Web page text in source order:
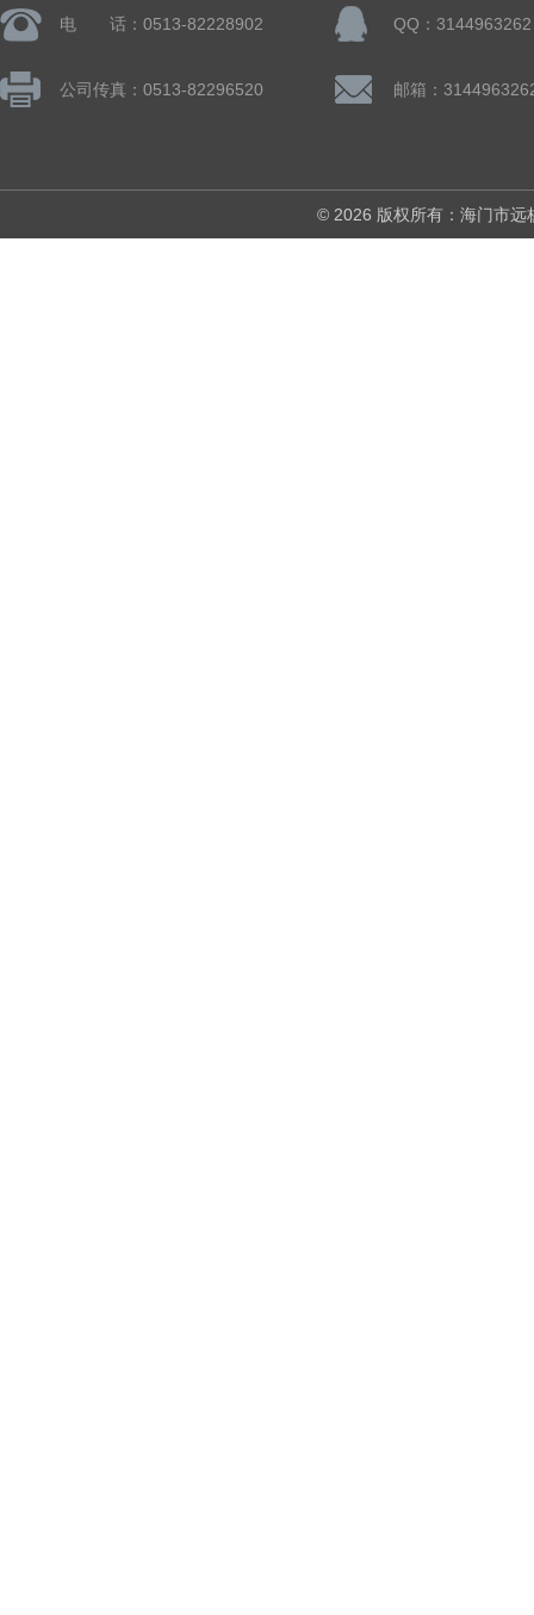
电 话：0513-82228902 QQ：3144963262
公司传真：0513-82296520 邮箱：
© 2026 版权所有：海门市